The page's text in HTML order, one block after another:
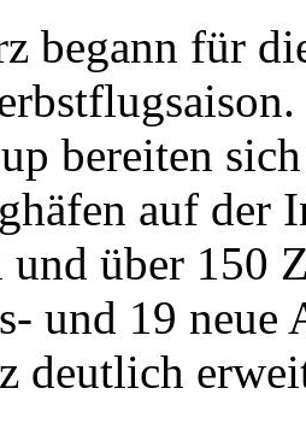
begann für
bereiten
auf der
und über 150
und 19 neue
deutlich